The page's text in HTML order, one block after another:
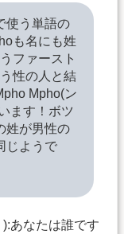
使う単語の
も名にも姓
ファースト
性の人と結
Mpho(ン
ます！ボツ
姓が男性の
じようで
あなたは誰です